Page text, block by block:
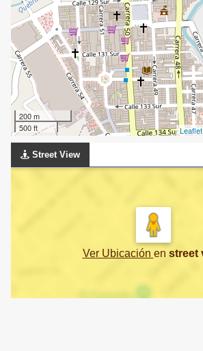
200 m
500 ft
Leaflet
Street View
Ver Ubicación en street